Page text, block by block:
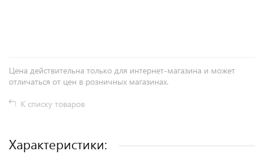
Цена действительна только для интернет-магазина и может
отличаться от цен в розничных магазинах.
К списку товаров
Характеристики: